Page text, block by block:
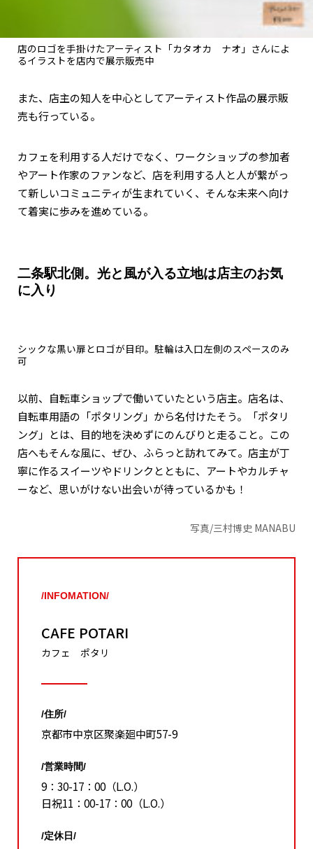
店のロゴを手掛けたアーティスト「カタオカ ナオ」さんによ
るイラストを店内で展示販売中
また、店主の知人を中心としてアーティスト作品の展示販
売も行っている。
カフェを利用する人だけでなく、ワークショップの参加者
やアート作家のファンなど、店を利用する人と人が繋がっ
て新しいコミュニティが生まれていく、そんな未来へ向け
て着実に歩みを進めている。
二条駅北側。光と風が入る立地は店主のお気
に入り
シックな黒い扉とロゴが目印。駐輪は入口左側のスペースのみ
可
以前、自転車ショップで働いていたという店主。店名は、
自転車用語の「ポタリング」から名付けたそう。「ポタリ
ング」とは、目的地を決めずにのんびりと走ること。この
店へもそんな風に、ぜひ、ふらっと訪れてみて。店主が丁
寧に作るスイーツやドリンクとともに、アートやカルチャ
ーなど、思いがけない出会いが待っているかも！
写真/三村博史 MANABU
/INFOMATION/
CAFE POTARI
カフェ ポタリ
/住所/
京都市中京区聚楽廻中町57-9
/営業時間/
9：30-17：00（L.O.）
日祝11：00-17：00（L.O.）
/定休日/